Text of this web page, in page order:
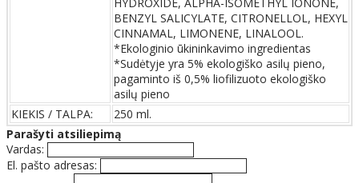
BENZYL SALICYLATE, CITRONELLOL, HEXYL
CINNAMAL, LIMONENE, LINALOOL.
*Ekologinio ūkininkavimo ingredientas
*Sudėtyje yra 5% ekologiško asilų pieno,
pagaminto iš 0,5% liofilizuoto ekologiško
asilų pieno
KIEKIS / TALPA:
250 ml.
Parašyti atsiliepimą
Vardas:
El. pašto adresas: